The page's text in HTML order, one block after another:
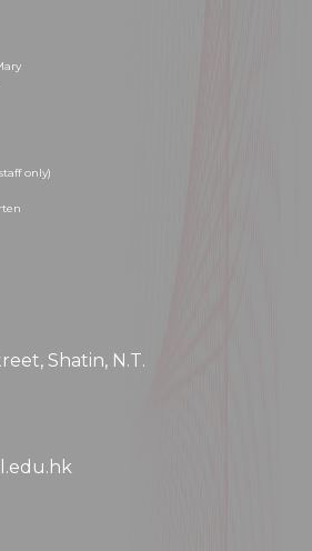
only)
Shatin, N.T.